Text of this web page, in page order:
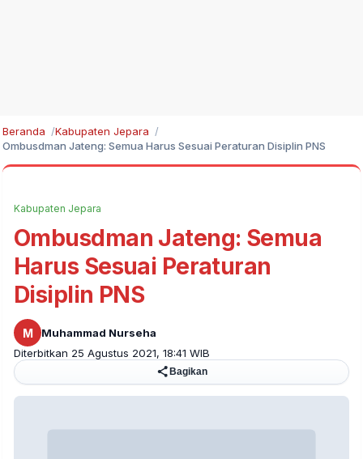
Beranda
Kabupaten Jepara
Ombusdman Jateng: Semua Harus Sesuai Peraturan Disiplin PNS
Kabupaten Jepara
Ombusdman Jateng: Semua
Harus Sesuai Peraturan
Disiplin PNS
M
Muhammad Nurseha
Diterbitkan 25 Agustus 2021, 18:41 WIB
Bagikan